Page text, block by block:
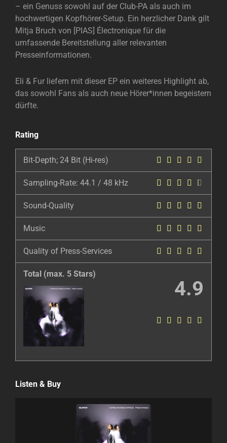
– ein Genuss sowohl auf der Club-PA als auch im
hochwertigen Kopfhörer-Setup. Ein herzlicher Dank gilt
Mitja Bruch von [PIAS] Électronique für die
umfassende Bereitstellung aller relevanten
Presseinformationen.
Eli & Fur liefern mit dieser EP ein weiteres Highlight ab,
das sowohl Fans als auch neue Hörer*innen begeistern
dürfte.
Rating
Bit-Depth; 24 Bit (Hi-res)
Sampling-Rate: 44.1 / 48 kHz
Sound-Quality
Music
Quality of Press-Services
4.9
Total (max. 5 Stars)
Listen & Buy